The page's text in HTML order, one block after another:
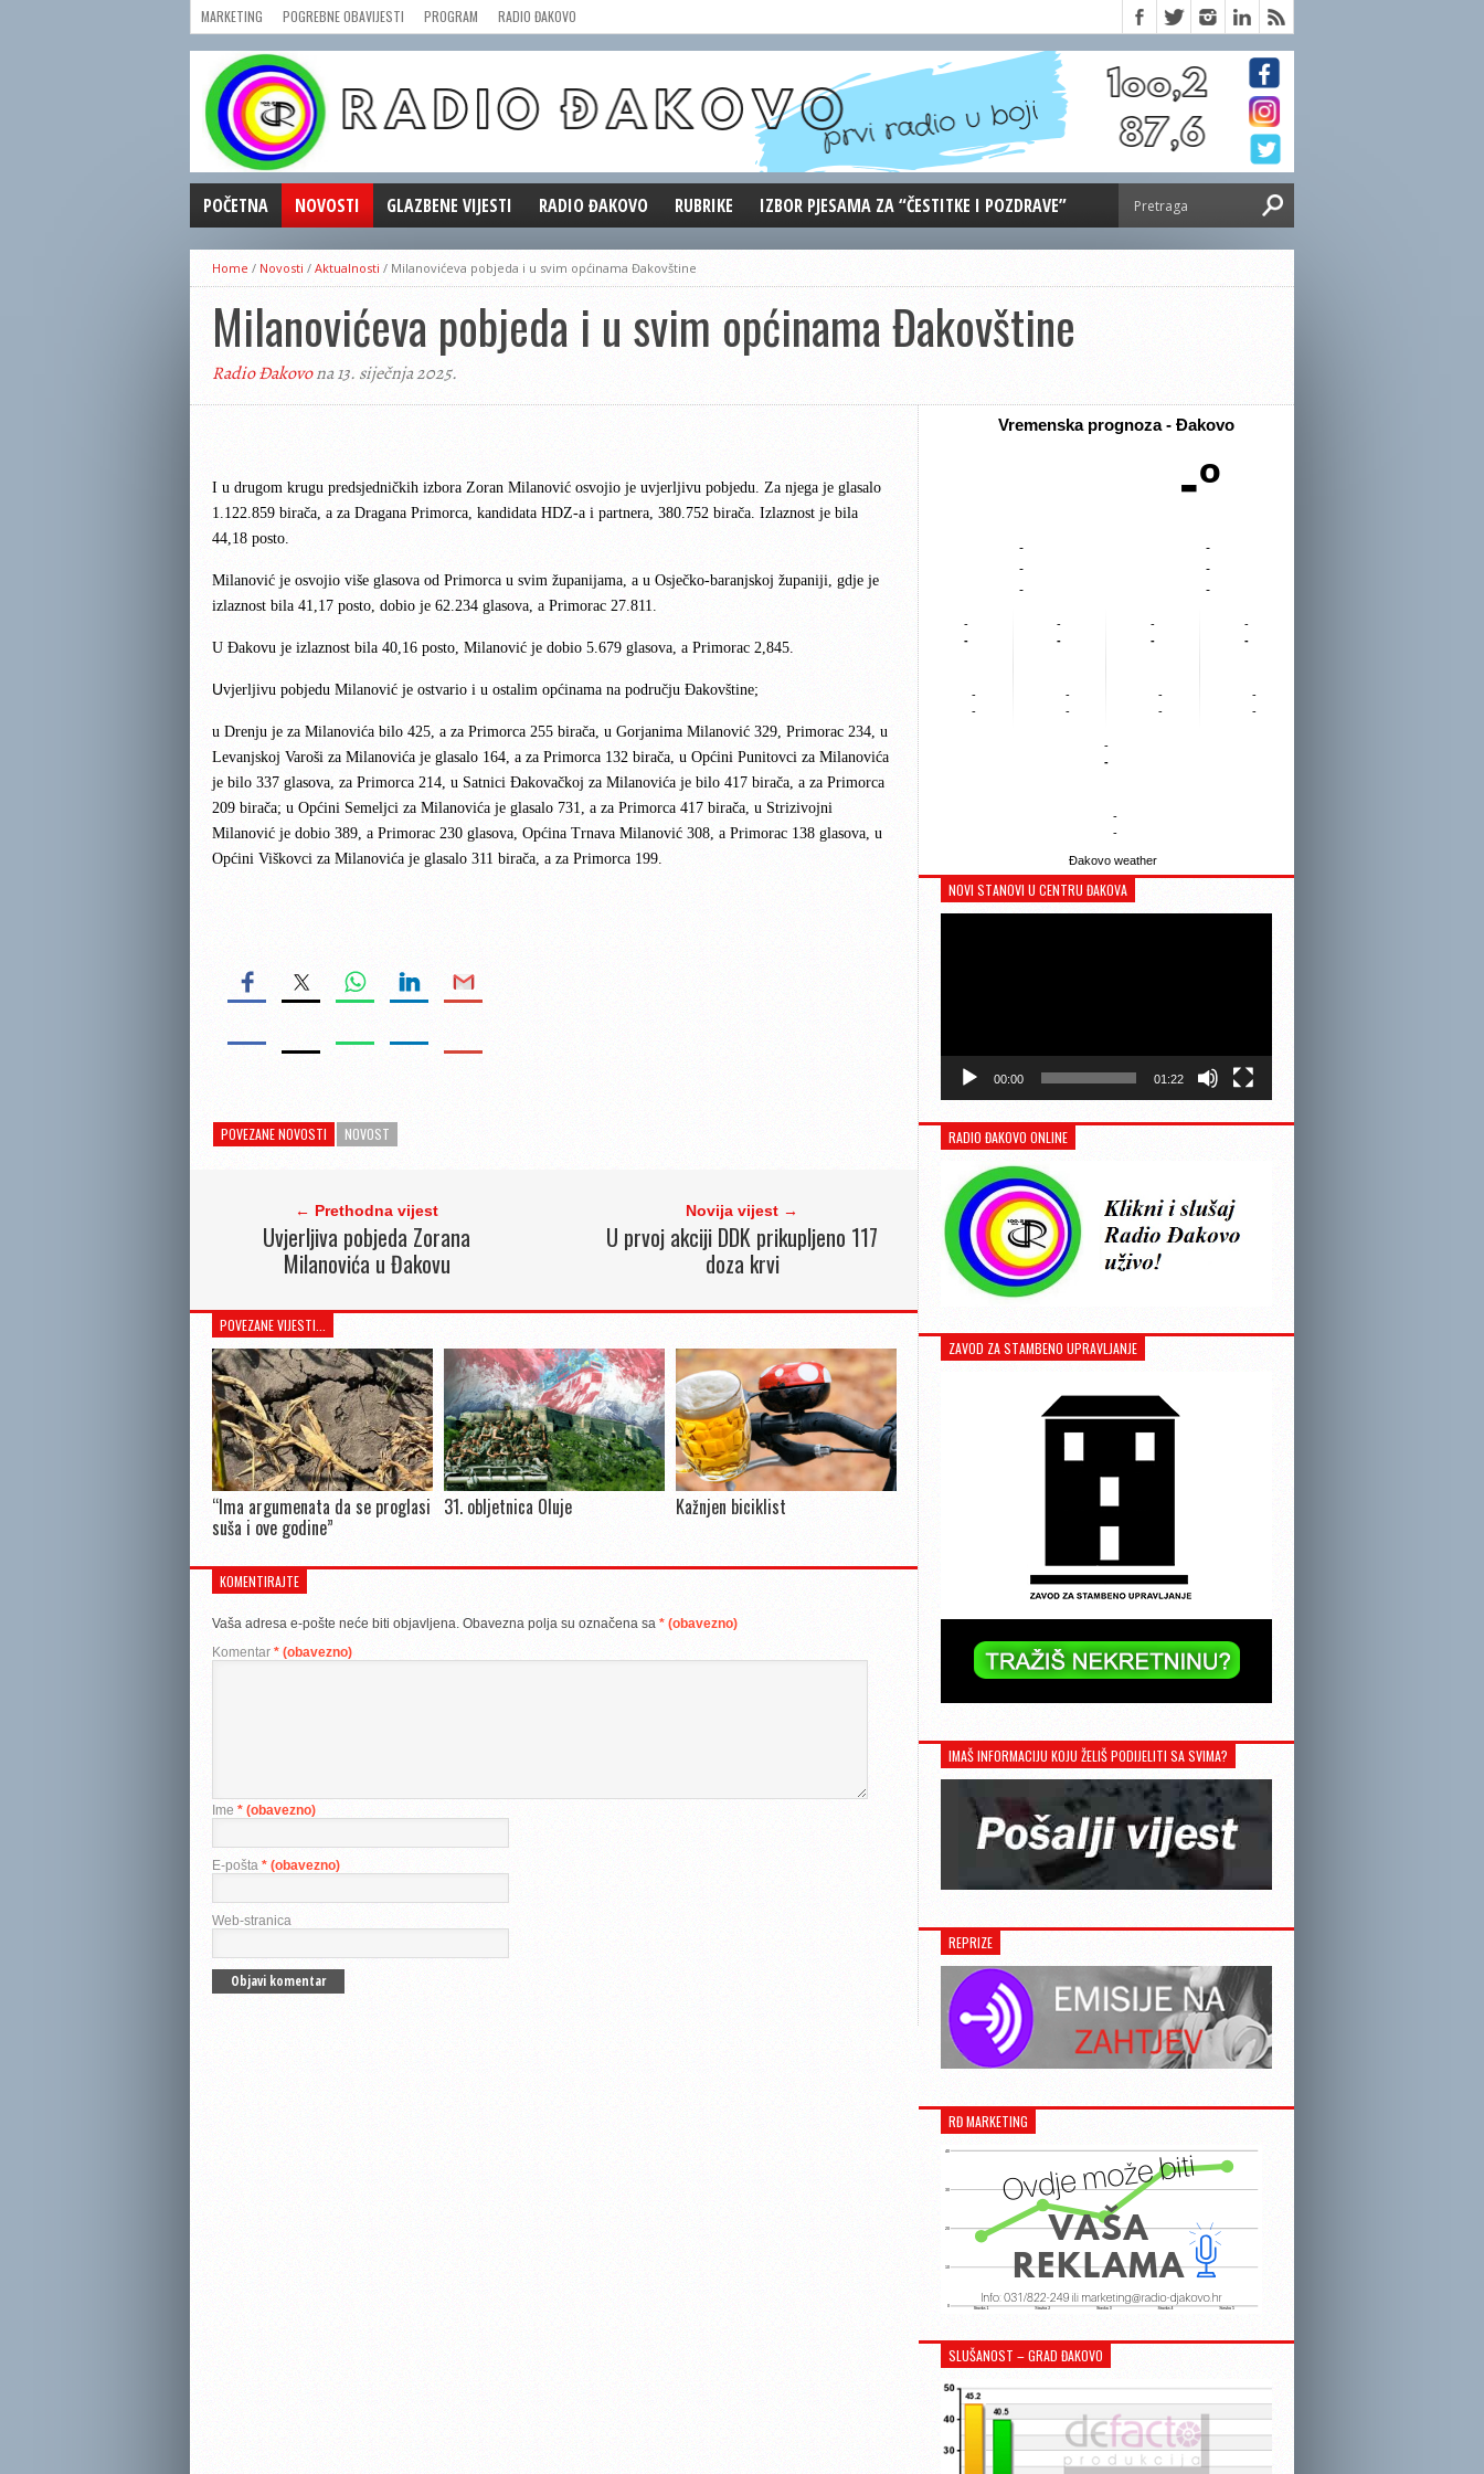
MARKETING POGREBNE OBAVIJESTI PROGRAM RADIO ĐAKOVO
POČETNA NOVOSTI
AKTUALNOSTI
CRNA KRONIKA
POLITIKA
ZANIMLJIVOSTI
GOSPODARSTVO
KULTURA
GLAZBENE VIJESTI RADIO ĐAKOVO
MARKETING
RUBRIKE
REPRIZE EMISIJA
DOBRE VIBRACIJE
ĐAKOVO GRADE
WEB ANKETA
IZBOR PJESAMA ZA “ČESTITKE I POZDRAVE”
Home / Novosti / Aktualnosti / Milanovićeva pobjeda i u svim općinama Đakovštine
Milanovićeva pobjeda i u svim općinama Đakovštine
Radio Đakovona 13. siječnja 2025.
I u drugom krugu predsjedničkih izbora Zoran Milanović osvojio je uvjerljivu pobjedu. Za njega je glasalo
1.122.859 birača, a za Dragana Primorca, kandidata HDZ-a i partnera, 380.752 birača. Izlaznost je bila
44,18 posto.
Milanović je osvojio više glasova od Primorca u svim županijama, a u Osječko-baranjskoj županiji, gdje je
izlaznost bila 41,17 posto, dobio je 62.234 glasova, a Primorac 27.811.
U Đakovu je izlaznost bila 40,16 posto, Milanović je dobio 5.679 glasova, a Primorac 2,845.
Uvjerljivu pobjedu Milanović je ostvario i u ostalim općinama na području Đakovštine;
u Drenju je za Milanovića bilo 425, a za Primorca 255 birača, u Gorjanima Milanović 329, Primorac 234, u
Levanjskoj Varoši za Milanovića je glasalo 164, a za Primorca 132 birača, u Općini Punitovci za Milanovića
je bilo 337 glasova, za Primorca 214, u Satnici Đakovačkoj za Milanovića je bilo 417 birača, a za Primorca
209 birača; u Općini Semeljci za Milanovića je glasalo 731, a za Primorca 417 birača, u Strizivojni
Milanović je dobio 389, a Primorac 230 glasova, Općina Trnava Milanović 308, a Primorac 138 glasova, u
Općini Viškovci za Milanovića je glasalo 311 birača, a za Primorca 199.
POVEZANE NOVOSTI NOVOST
← Prethodna vijest
Uvjerljiva pobjeda Zorana
Milanovića u Đakovu
Novija vijest →
U prvoj akciji DDK prikupljeno 117
doza krvi
POVEZANE VIJESTI...
“Ima argumenata da se proglasi
suša i ove godine”
31. obljetnica Oluje Kažnjen biciklist
KOMENTIRAJTE
Vaša adresa e-pošte neće biti objavljena. Obavezna polja su označena sa * (obavezno)
Komentar * (obavezno)
Ime * (obavezno)
E-pošta * (obavezno)
Web-stranica
Vremenska prognoza - Đakovo
-º
-
-
-
-
-
-
-
-
-
-
-
-
-
-
-
-
-
-
-
-
-
-
-
-
-
-
Đakovo weather
NOVI STANOVI U CENTRU ĐAKOVA
00:00 01:22
RADIO ĐAKOVO ONLINE
ZAVOD ZA STAMBENO UPRAVLJANJE
IMAŠ INFORMACIJU KOJU ŽELIŠ PODIJELITI SA SVIMA?
REPRIZE
RĐ MARKETING
SLUŠANOST – GRAD ĐAKOVO